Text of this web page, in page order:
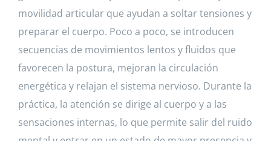
movilidad articular que ayudan a soltar tensiones y
preparar el cuerpo. Poco a poco, se introducen
secuencias de movimientos lentos y fluidos que
favorecen la postura, mejoran la circulación
energética y relajan el sistema nervioso. Durante la
práctica, la atención se dirige al cuerpo y a las
sensaciones internas, lo que permite salir del ruido